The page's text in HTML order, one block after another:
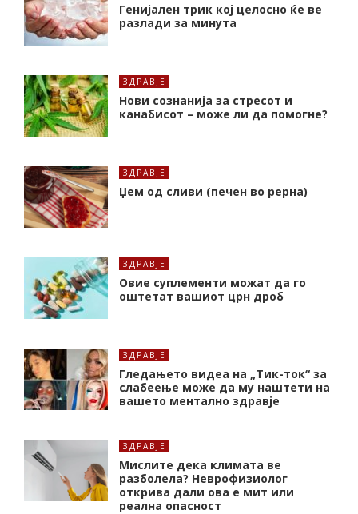
Генијален трик кој целосно ќе ве
разлади за минута
ЗДРАВЈЕ
Нови сознанија за стресот и
канабисот – може ли да помогне?
ЗДРАВЈЕ
Џем од сливи (печен во рерна)
ЗДРАВЈЕ
Oвие суплементи можат да го
оштетат вашиот црн дроб
ЗДРАВЈЕ
Гледањето видеа на „Тик-ток“ за
слабеење може да му наштети на
вашето ментално здравје
ЗДРАВЈЕ
Мислите дека климата ве
разболела? Неврофизиолог
открива дали ова е мит или
реална опасност